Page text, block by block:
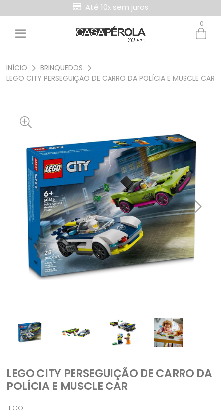
Entre com email ou cpf/cnpj
Até 10x sem juros
0
INÍCIO
BRINQUEDOS
LEGO CITY PERSEGUIÇÃO DE CARRO DA POLÍCIA E MUSCLE CAR
LEGO CITY PERSEGUIÇÃO DE CARRO DA
POLÍCIA E MUSCLE CAR
LEGO